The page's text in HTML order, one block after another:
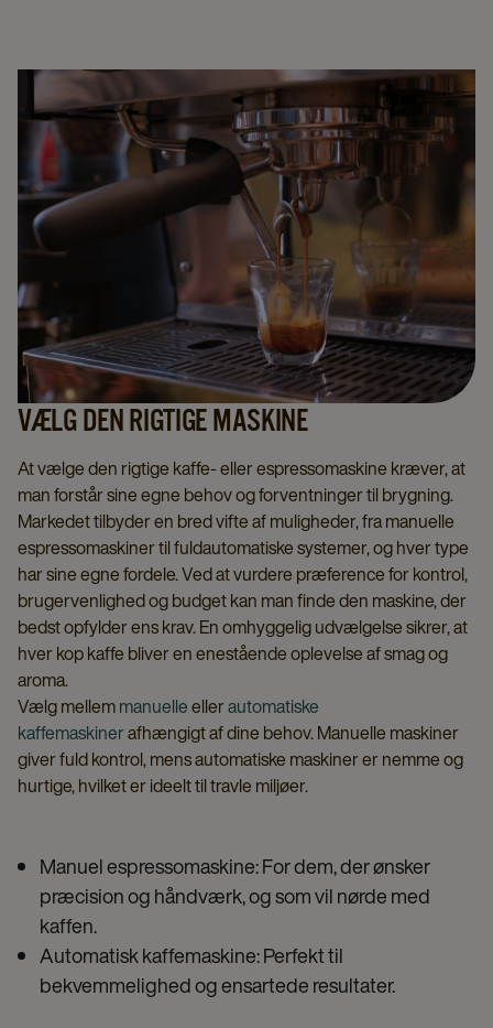
VÆLG DEN RIGTIGE MASKINE
At vælge den rigtige kaffe- eller espressomaskine kræver, at
man forstår sine egne behov og forventninger til brygning.
Markedet tilbyder en bred vifte af muligheder, fra manuelle
espressomaskiner til fuldautomatiske systemer, og hver type
har sine egne fordele. Ved at vurdere præference for kontrol,
brugervenlighed og budget kan man finde den maskine, der
bedst opfylder ens krav. En omhyggelig udvælgelse sikrer, at
hver kop kaffe bliver en enestående oplevelse af smag og
aroma.
Vælg mellemmanuelleellerautomatiske
kaffemaskinerafhængigt af dine behov. Manuelle maskiner
giver fuld kontrol, mens automatiske maskiner er nemme og
hurtige, hvilket er ideelt til travle miljøer.
Manuel espressomaskine: For dem, der ønsker
præcision og håndværk, og som vil nørde med
kaffen.
Automatisk kaffemaskine: Perfekt til
bekvemmelighed og ensartede resultater.